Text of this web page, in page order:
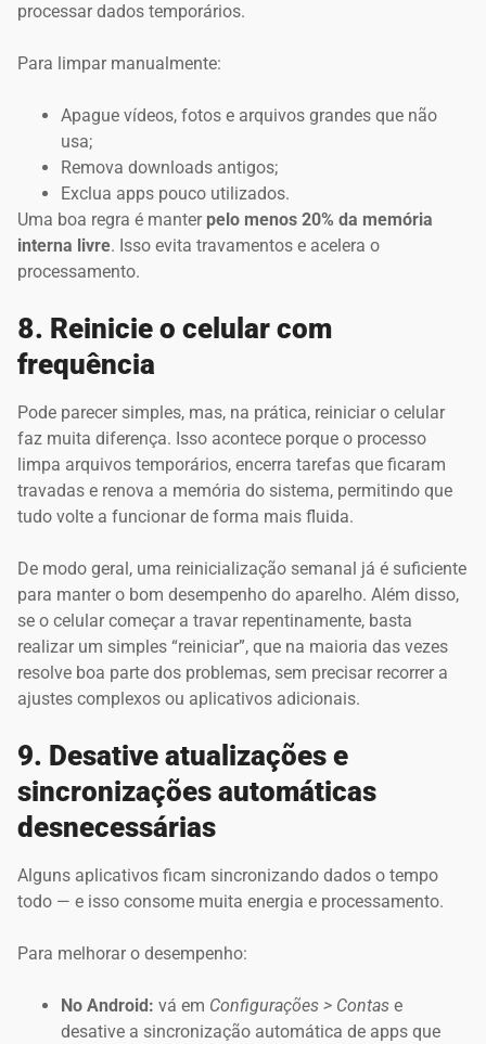
processar dados temporários.
Para limpar manualmente:
Apague vídeos, fotos e arquivos grandes que não
usa;
Remova downloads antigos;
Exclua apps pouco utilizados.
Uma boa regra é manter pelo menos 20% da memória
interna livre. Isso evita travamentos e acelera o
processamento.
8. Reinicie o celular com
frequência
Pode parecer simples, mas, na prática, reiniciar o celular
faz muita diferença. Isso acontece porque o processo
limpa arquivos temporários, encerra tarefas que ficaram
travadas e renova a memória do sistema, permitindo que
tudo volte a funcionar de forma mais fluida.
De modo geral, uma reinicialização semanal já é suficiente
para manter o bom desempenho do aparelho. Além disso,
se o celular começar a travar repentinamente, basta
realizar um simples “reiniciar”, que na maioria das vezes
resolve boa parte dos problemas, sem precisar recorrer a
ajustes complexos ou aplicativos adicionais.
9. Desative atualizações e
sincronizações automáticas
desnecessárias
Alguns aplicativos ficam sincronizando dados o tempo
todo — e isso consome muita energia e processamento.
Para melhorar o desempenho:
No Android: vá em Configurações > Contas e
desative a sincronização automática de apps que